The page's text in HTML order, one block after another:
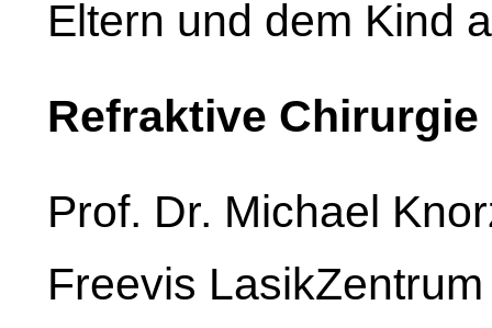
Eltern und dem Kind
Refraktive Chirurgie
Prof. Dr. Michael
Freevis